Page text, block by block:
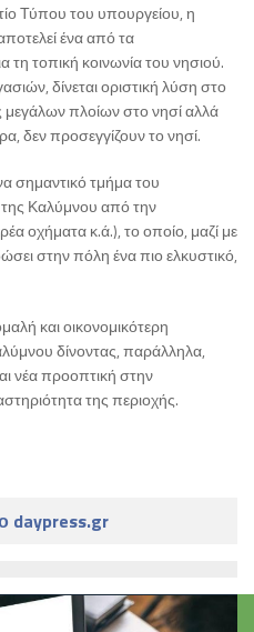
Τύπου του υπουργείου, η
ένα από τα
τοπική κοινωνία του νησιού.
δίνεται οριστική λύση στο
πλοίων στο νησί αλλά
δεν προσεγγίζουν το νησί.
σημαντικό τμήμα του
Καλύμνου από την
οχήματα κ.ά.), το οποίο, μαζί με
στην πόλη ένα πιο ελκυστικό,
και οικονομικότερη
δίνοντας, παράλληλα,
νέα προοπτική στην
της περιοχής.
daypress.gr